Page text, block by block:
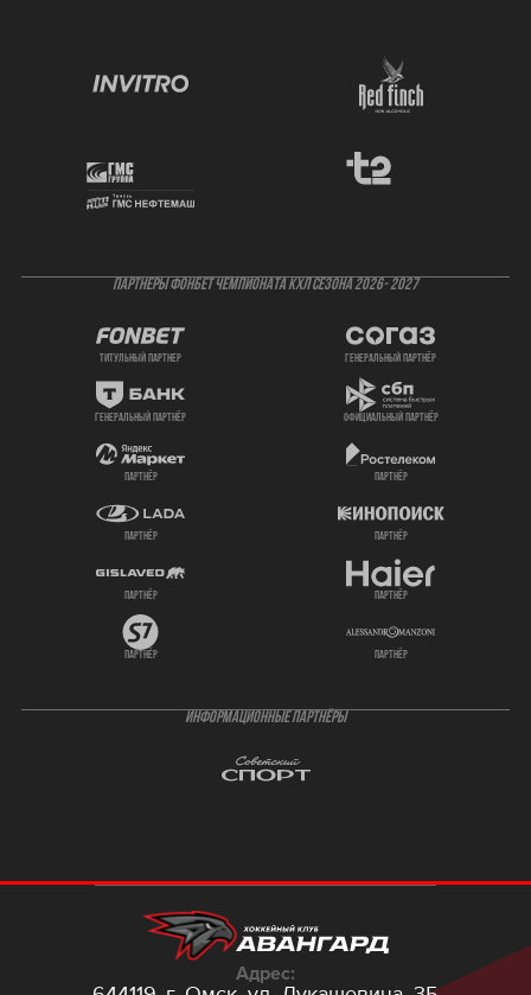
ПАРТНЕРЫ ФОНБЕТ ЧЕМПИОНАТА КХЛ СЕЗОНА 2026- 2027
титульный партнер генеральный партнёр
генеральный партнёр официальный партнёр
партнёр партнёр
партнёр партнёр
партнёр партнёр
партнёр партнёр
ИНФОРМАЦИОННЫЕ ПАРТНЁРЫ
Адрес: